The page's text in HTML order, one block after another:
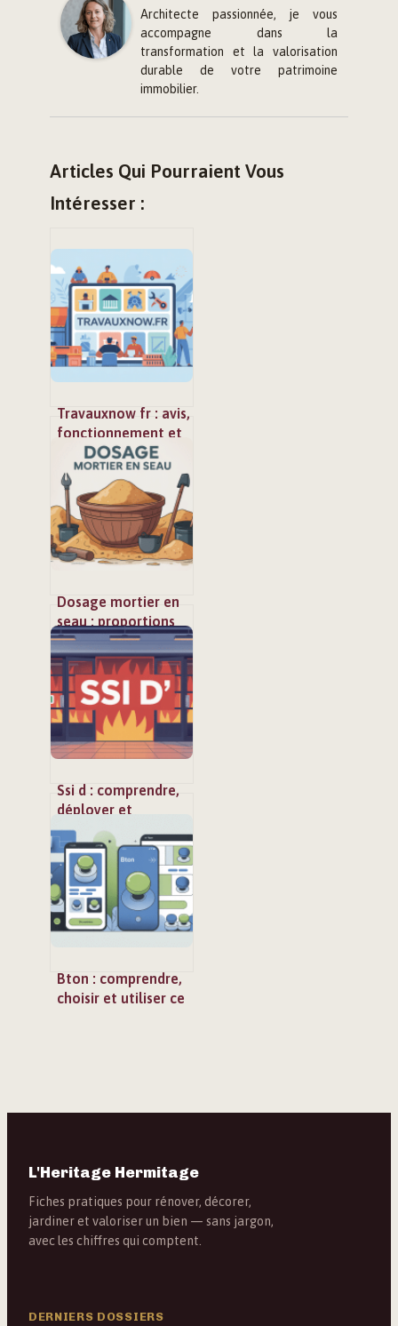
Architecte passionnée, je vous
accompagne dans la
transformation et la valorisation
durable de votre patrimoine
immobilier.
Articles Qui Pourraient Vous
Intéresser :
Travauxnow fr : avis,
fonctionnement et
alternatives pour
vos travaux en ligne
Dosage mortier en
seau : proportions
simples et résultats
fiables
Ssi d : comprendre,
déployer et
optimiser le
système de sécurité
incendie
Bton : comprendre,
choisir et utiliser ce
L'Heritage Hermitage
Fiches pratiques pour rénover, décorer,
jardiner et valoriser un bien — sans jargon,
avec les chiffres qui comptent.
DERNIERS DOSSIERS